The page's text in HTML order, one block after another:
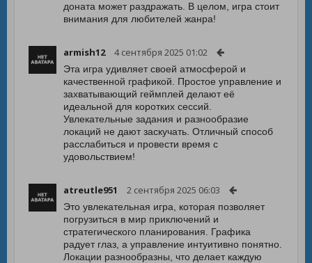
доната может раздражать. В целом, игра стоит
внимания для любителей жанра!
armish12 4 сентября 2025 01:02
Эта игра удивляет своей атмосферой и
качественной графикой. Простое управление и
захватывающий геймплей делают её
идеальной для коротких сессий.
Увлекательные задания и разнообразие
локаций не дают заскучать. Отличный способ
расслабиться и провести время с
удовольствием!
atreutle951 2 сентября 2025 06:03
Это увлекательная игра, которая позволяет
погрузиться в мир приключений и
стратегического планирования. Графика
радует глаз, а управление интуитивно понятно.
Локации разнообразны, что делает каждую